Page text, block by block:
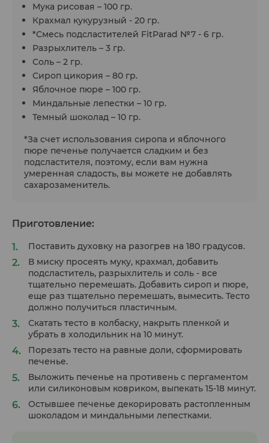
Мука рисовая – 100 гр.
Крахмал кукурузный - 20 гр.
*Смесь подсластителей FitParad №7 - 6 гр.
Разрыхлитель – 3 гр.
Соль – 2 гр.
Сироп цикория – 80 гр.
Яблочное пюре – 100 гр.
Миндальные лепестки – 10 гр.
Темный шоколад – 10 гр.
*За счет использования сиропа и яблочного
пюре печенье получается сладким и без
подсластителя, поэтому, если вам нужна
умеренная сладость, вы можете не добавлять
сахарозаменитель.
Приготовление:
Поставить духовку на разогрев на 180 градусов.
В миску просеять муку, крахмал, добавить
подсластитель, разрыхлитель и соль - все
тщательно перемешать. Добавить сироп и пюре,
еще раз тщательно перемешать, вымесить. Тесто
должно получиться пластичным.
Скатать тесто в колбаску, накрыть пленкой и
убрать в холодильник на 10 минут.
Порезать тесто на равные доли, сформировать
печенье.
Выложить печенье на противень с пергаментом
или силиконовым ковриком, выпекать 15-18 минут.
Остывшее печенье декорировать растопленным
шоколадом и миндальными лепестками.